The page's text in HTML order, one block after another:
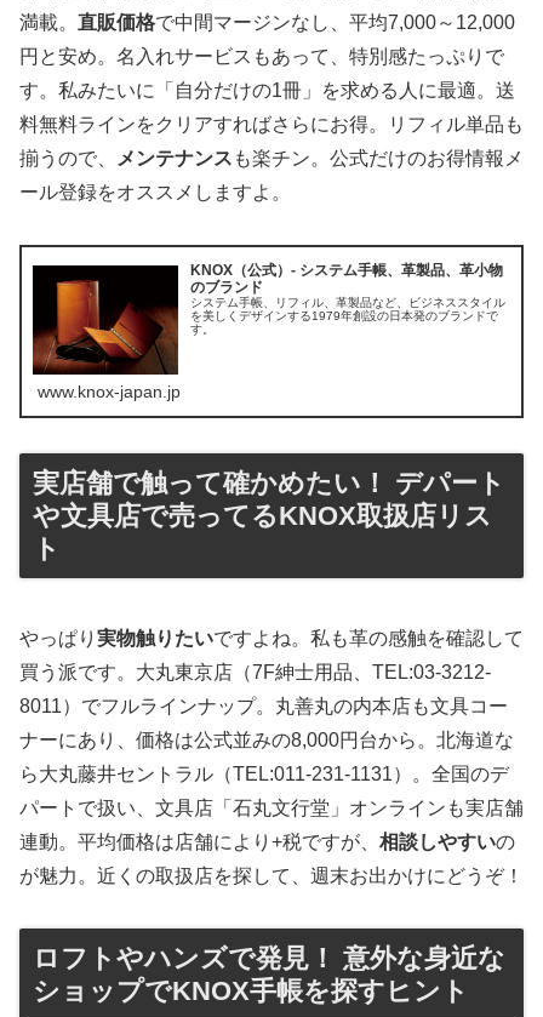
満載。 直販価格で中間マージンなし、平均7,000～12,000
円と安め。名入れサービスもあって、特別感たっぷりで
す。私みたいに「自分だけの1冊」を求める人に最適。送
料無料ラインをクリアすればさらにお得。リフィル単品も
揃うので、
メンテナンス も楽チン。公式だけのお得情報メ
ール登録をオススメしますよ。
KNOX（公式）- システム手帳、革製品、革小物
のブランド
システム手帳、リフィル、革製品など、ビジネススタイル
を美しくデザインする1979年創設の日本発のブランドで
す。
www.knox-japan.jp
実店舗で触って確かめたい！ デパート
や文具店で売ってるKNOX取扱店リス
ト
やっぱり 実物触りたいですよね。私も革の感触を確認して
買う派です。大丸東京店（7F紳士用品、TEL:03-3212-
8011）でフルラインナップ。丸善丸の内本店も文具コー
ナーにあり、価格は公式並みの8,000円台から。北海道な
ら大丸藤井セントラル（TEL:011-231-1131）。全国のデ
パートで扱い、文具店「石丸文行堂」オンラインも実店舗
連動。平均価格は店舗により+税ですが、 相談しやすいの
が魅力。近くの取扱店を探して、週末お出かけにどうぞ！
ロフトやハンズで発見！ 意外な身近な
ショップでKNOX手帳を探すヒント